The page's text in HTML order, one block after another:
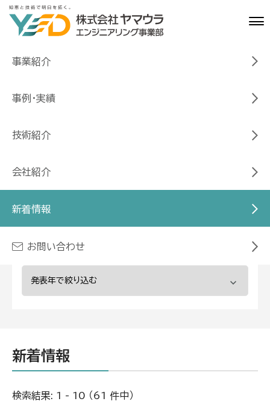
事業紹介
事例・実績
技術紹介
会社紹介
新着情報
お問い合わせ
HOME
絞り込み
新着情報
検索結果: 1 - 10 （61 件中）